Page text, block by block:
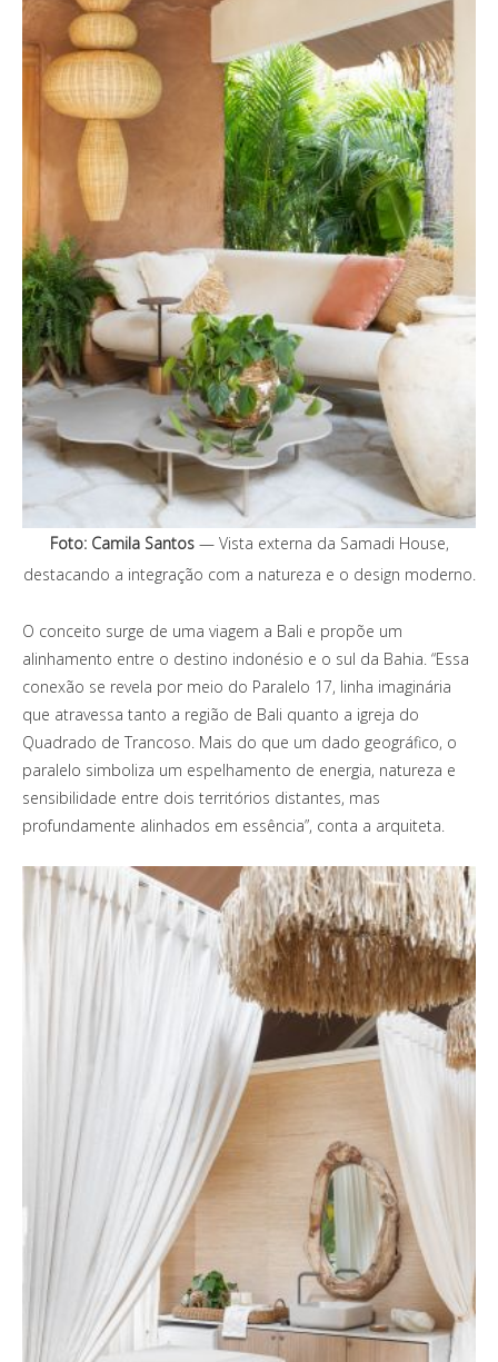
Foto: Camila Santos— Vista externa da Samadi House,
destacando a integração com a natureza e o design moderno.
O conceito surge de uma viagem a Bali e propõe um
alinhamento entre o destino indonésio e o sul da Bahia. “Essa
conexão se revela por meio do Paralelo 17, linha imaginária
que atravessa tanto a região de Bali quanto a igreja do
Quadrado de Trancoso. Mais do que um dado geográfico, o
paralelo simboliza um espelhamento de energia, natureza e
sensibilidade entre dois territórios distantes, mas
profundamente alinhados em essência”, conta a arquiteta.